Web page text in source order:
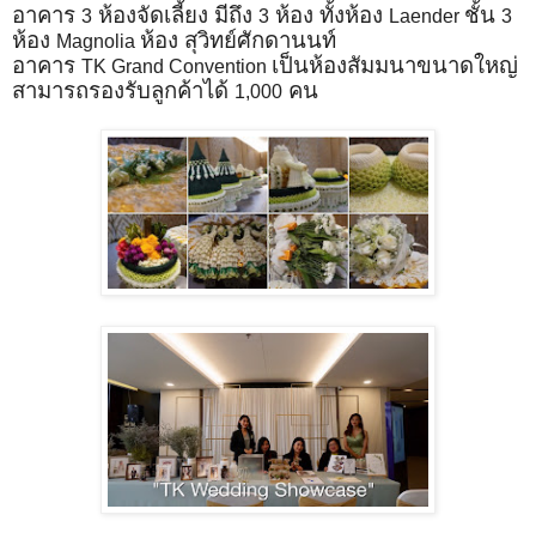
อาคาร 3 ห้องจัดเลี้ยง มีถึง 3 ห้อง ทั้งห้อง Laender ชั้น 3
ห้อง Magnolia ห้อง สุวิทย์ศักดานนท์
อาคาร TK Grand Convention เป็นห้องสัมมนาขนาดใหญ่
สามารถรองรับลูกค้าได้ 1,000 คน